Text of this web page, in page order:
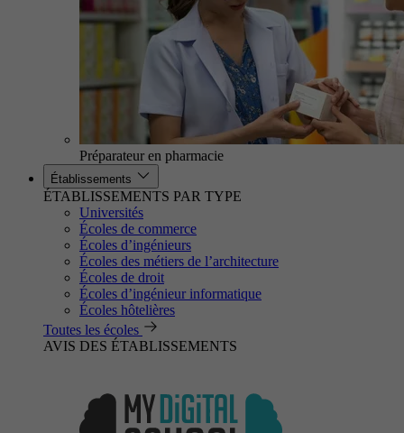
Préparateur en pharmacie
Établissements
ÉTABLISSEMENTS PAR TYPE
Universités
Écoles de commerce
Écoles d’ingénieurs
Écoles des métiers de l’architecture
Écoles de droit
Écoles d’ingénieur informatique
Écoles hôtelières
Toutes les écoles
AVIS DES ÉTABLISSEMENTS